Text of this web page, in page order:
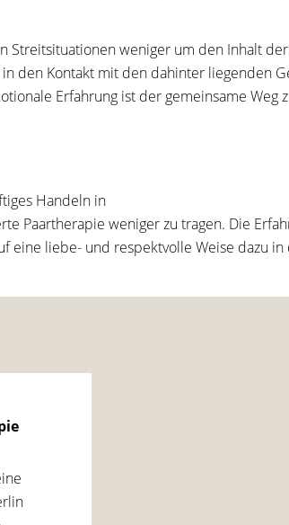
Streitsituationen weniger um den Inhalt
den Kontakt mit den dahinter liegenden
Erfahrung ist der gemeinsame
Handeln in
Paartherapie weniger zu tragen. Die
liebe- und respektvolle Weise dazu